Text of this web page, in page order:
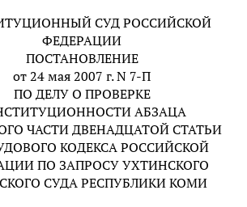
СУД РОССИЙСКОЙ
ФЕДЕРАЦИИ
ПОСТАНОВЛЕНИЕ
от 24 мая 2007 г. N 7-П
ПО ДЕЛУ О ПРОВЕРКЕ
АБЗАЦА
ЧАСТИ ДВЕНАДЦАТОЙ СТАТЬИ
КОДЕКСА РОССИЙСКОЙ
ПО ЗАПРОСУ УХТИНСКОГО
СУДА РЕСПУБЛИКИ КОМИ